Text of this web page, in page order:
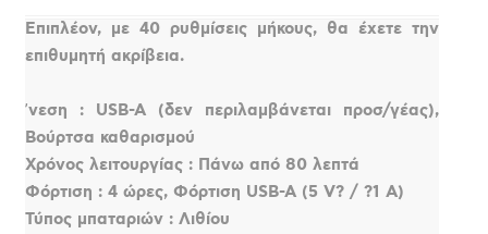
Επιπλέον, με 40 ρυθμίσεις μήκους, θα έχετε την
επιθυμητή ακρίβεια.
ʼνεση : USB-A (δεν περιλαμβάνεται προσ/γέας),
Βούρτσα καθαρισμού
Χρόνος λειτουργίας : Πάνω από 80 λεπτά
Φόρτιση : 4 ώρες, Φόρτιση USB-A (5 V? / ?1 A)
Τύπος μπαταριών : Λιθίου